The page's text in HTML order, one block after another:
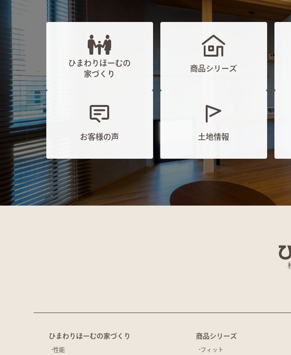
ひまわりほーむの
家づくり
商品シリーズ
お客様の声 土地情報
ひまわりほーむの家づくり
性能
商品シリーズ
フィット